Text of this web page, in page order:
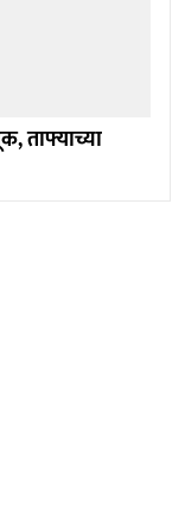
ताफ्याच्या